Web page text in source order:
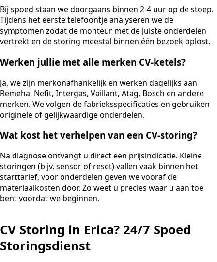
Bij spoed staan we doorgaans binnen 2-4 uur op de stoep.
Tijdens het eerste telefoontje analyseren we de
symptomen zodat de monteur met de juiste onderdelen
vertrekt en de storing meestal binnen één bezoek oplost.
Werken jullie met alle merken CV-ketels?
Ja, we zijn merkonafhankelijk en werken dagelijks aan
Remeha, Nefit, Intergas, Vaillant, Atag, Bosch en andere
merken. We volgen de fabrieksspecificaties en gebruiken
originele of gelijkwaardige onderdelen.
Wat kost het verhelpen van een CV-storing?
Na diagnose ontvangt u direct een prijsindicatie. Kleine
storingen (bijv. sensor of reset) vallen vaak binnen het
starttarief, voor onderdelen geven we vooraf de
materiaalkosten door. Zo weet u precies waar u aan toe
bent voordat we beginnen.
CV Storing in Erica? 24/7 Spoed
Storingsdienst